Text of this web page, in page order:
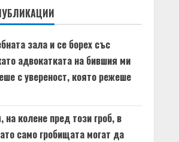
зала и се борех със
адвокатката на бившия ми
с увереност, която режеше
на колене пред този гроб, в
само гробищата могат да